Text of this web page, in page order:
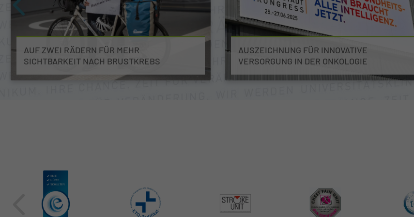
AUF ZWEI RÄDERN FÜR MEHR
SICHTBARKEIT NACH BRUSTKREBS
AUSZEICHNUNG FÜR INNOVATIVE
VERSORGUNG IN DER ONKOLOGIE